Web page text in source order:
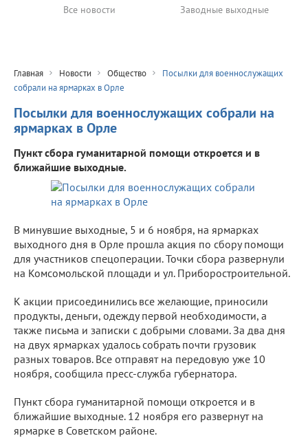
Все новости Заводные выходные
Главная Новости Общество
Посылки для военнослужащих
собрали на ярмарках в Орле
Посылки для военнослужащих собрали на
ярмарках в Орле
Пункт сбора гуманитарной помощи откроется и в
ближайшие выходные.
В минувшие выходные, 5 и 6 ноября, на ярмарках
выходного дня в Орле прошла акция по сбору помощи
для участников спецоперации. Точки сбора развернули
на Комсомольской площади и ул. Приборостроительной.
К акции присоединились все желающие, приносили
продукты, деньги, одежду первой необходимости, а
также письма и записки с добрыми словами. За два дня
на двух ярмарках удалось собрать почти грузовик
разных товаров. Все отправят на передовую уже 10
ноября, сообщила пресс-служба губернатора.
Пункт сбора гуманитарной помощи откроется и в
ближайшие выходные. 12 ноября его развернут на
ярмарке в Советском районе.